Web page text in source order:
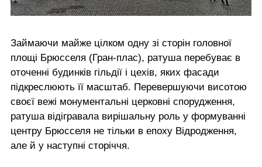
Займаючи майже цілком одну зі сторін головної
площі Брюсселя (Гран-плас), ратуша перебуває в
оточенні будинків гільдії і цехів, яких фасади
підкреслюють її масштаб. Перевершуючи висотою
своєї вежі монументальні церковні спорудження,
ратуша відігравала вирішальну роль у формуванні
центру Брюсселя не тільки в епоху Відродження,
але й у наступні сторіччя.